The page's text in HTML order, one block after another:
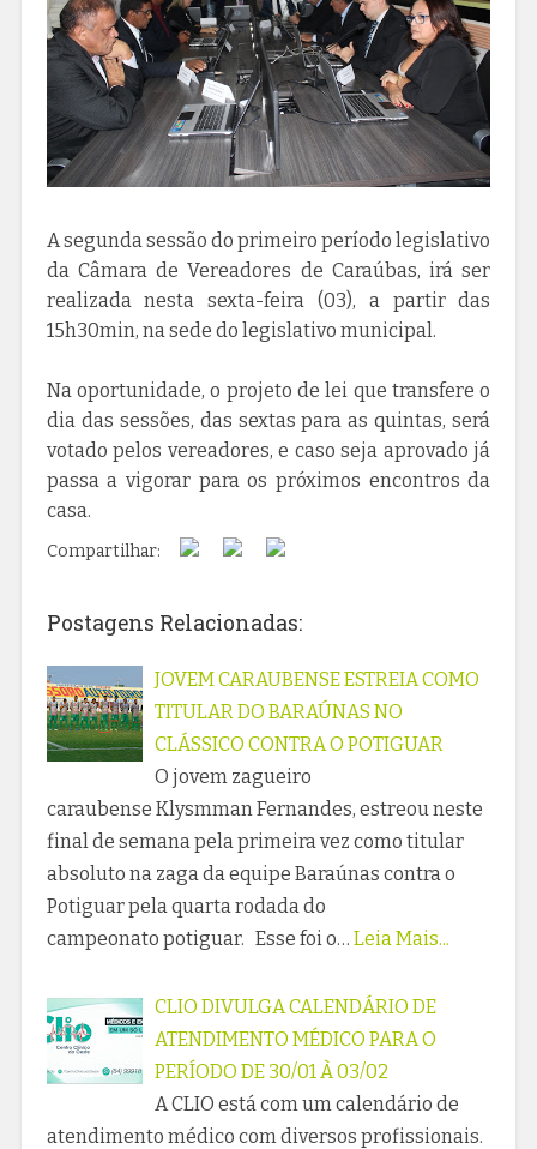
A segunda sessão do primeiro período legislativo
da Câmara de Vereadores de Caraúbas, irá ser
realizada nesta sexta-feira (03), a partir das
15h30min, na sede do legislativo municipal.
Na oportunidade, o projeto de lei que transfere o
dia das sessões, das sextas para as quintas, será
votado pelos vereadores, e caso seja aprovado já
passa a vigorar para os próximos encontros da
casa.
Compartilhar:
Postagens Relacionadas:
JOVEM CARAUBENSE ESTREIA COMO
TITULAR DO BARAÚNAS NO
CLÁSSICO CONTRA O POTIGUAR
O jovem zagueiro
caraubense Klysmman Fernandes, estreou neste
final de semana pela primeira vez como titular
absoluto na zaga da equipe Baraúnas contra o
Potiguar pela quarta rodada do
campeonato potiguar. Esse foi o… Leia Mais...
CLIO DIVULGA CALENDÁRIO DE
ATENDIMENTO MÉDICO PARA O
PERÍODO DE 30/01 À 03/02
A CLIO está com um calendário de
atendimento médico com diversos profissionais.